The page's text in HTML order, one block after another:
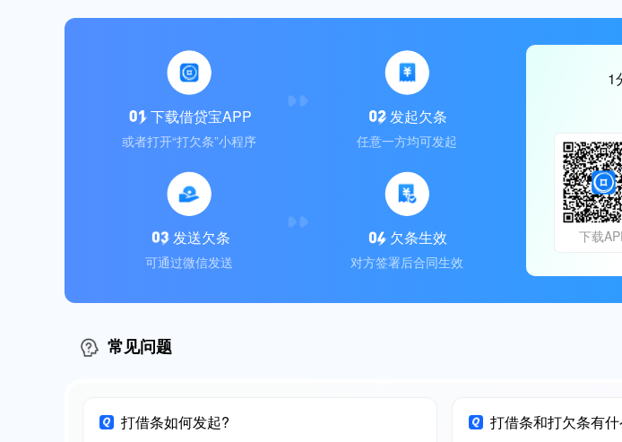
下载借贷宝APP
或者打开“打欠条”小程序
发起欠条
任意一方均可发起
发送欠条
可通过微信发送
欠条生效
对方签署后合同生效
1
下载
常见问题
打借条如何发起? 打借条和打欠条有什